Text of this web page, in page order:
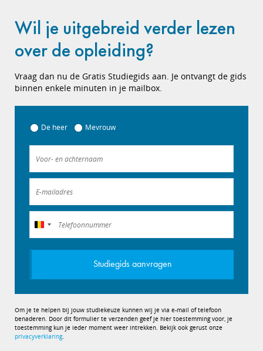
Wil je uitgebreid verder lezen
over de opleiding?
Vraag dan nu de Gratis Studiegids aan. Je ontvangt de gids
binnen enkele minuten in je mailbox.
De heer Mevrouw
België
+32
Studiegids aanvragen
Om je te helpen bij jouw studiekeuze kunnen wij je via e-mail of telefoon
benaderen. Door dit formulier te verzenden geef je hier toestemming voor, je
toestemming kun je ieder moment weer intrekken. Bekijk ook gerust onze
privacyverklaring.